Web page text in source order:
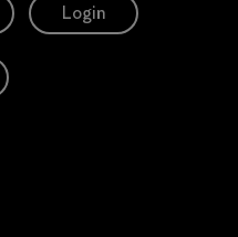
Login